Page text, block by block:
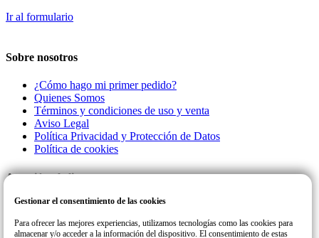
Ir al formulario
Sobre nosotros
¿Cómo hago mi primer pedido?
Quienes Somos
Términos y condiciones de uso y venta
Aviso Legal
Política Privacidad y Protección de Datos
Política de cookies
Atención al cliente
Llamanos a este número de teléfono para cualquier consulta o incidencia
Gestionar el consentimiento de las cookies
Para ofrecer las mejores experiencias, utilizamos tecnologías como las cookies para
almacenar y/o acceder a la información del dispositivo. El consentimiento de estas